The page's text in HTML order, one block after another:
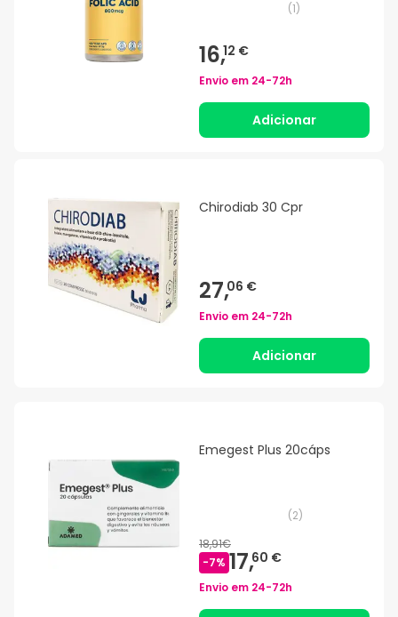
(1)
16,12 €
Envio em 24-72h
Adicionar
Chirodiab 30 Cpr
27,06 €
Envio em 24-72h
Adicionar
Emegest Plus 20cáps
(2)
18,91€
-7% 17,60 €
Envio em 24-72h